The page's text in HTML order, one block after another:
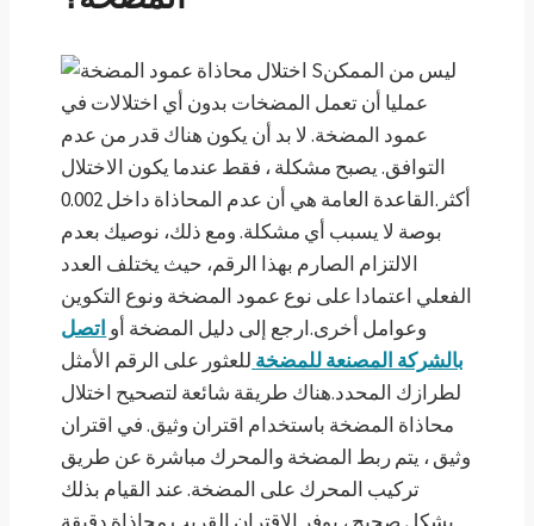
ليس من الممكن
عمليا أن تعمل المضخات بدون أي اختلالات في
عمود المضخة. لا بد أن يكون هناك قدر من عدم
التوافق. يصبح مشكلة ، فقط عندما يكون الاختلال
أكثر.القاعدة العامة هي أن عدم المحاذاة داخل 0.002
بوصة لا يسبب أي مشكلة. ومع ذلك، نوصيك بعدم
الالتزام الصارم بهذا الرقم، حيث يختلف العدد
الفعلي اعتمادا على نوع عمود المضخة ونوع التكوين
وعوامل أخرى.ارجع إلى دليل المضخة أو اتصل
بالشركة المصنعة للمضخة للعثور على الرقم الأمثل
لطرازك المحدد.هناك طريقة شائعة لتصحيح اختلال
محاذاة المضخة باستخدام اقتران وثيق. في اقتران
وثيق ، يتم ربط المضخة والمحرك مباشرة عن طريق
تركيب المحرك على المضخة. عند القيام بذلك